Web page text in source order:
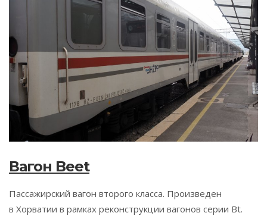
Вагон Beet
Пассажирский вагон второго класса. Произведен
в Хорватии в рамках реконструкции вагонов серии Bt.